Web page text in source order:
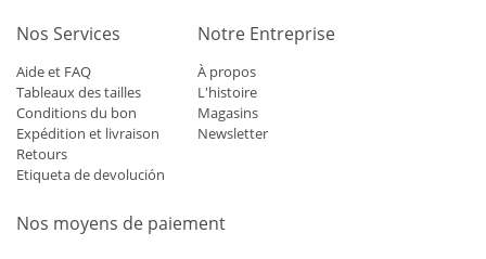
Nos Services
Aide et FAQ
Tableaux des tailles
Conditions du bon
Expédition et livraison
Retours
Etiqueta de devolución
Notre Entreprise
À propos
L'histoire
Magasins
Newsletter
Nos moyens de paiement